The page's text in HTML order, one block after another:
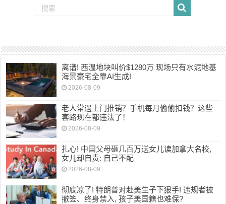
离谱! 西温地块叫价$1280万 现场只有水泥地基
海景豪宅全靠AI生成!
2026-08-09
老人常遇上门推销？手机每月偷偷扣钱？这些
套路现在都违法了！
2026-08-09
扎心! 中国父母砸几百万送女儿读加拿大名校,
女儿却自责: 自己不配
2026-08-09
彻底凉了! 特朗普对赴美生子下狠手! 违规者被
撤签、终身禁入, 孩子美国籍也难保?